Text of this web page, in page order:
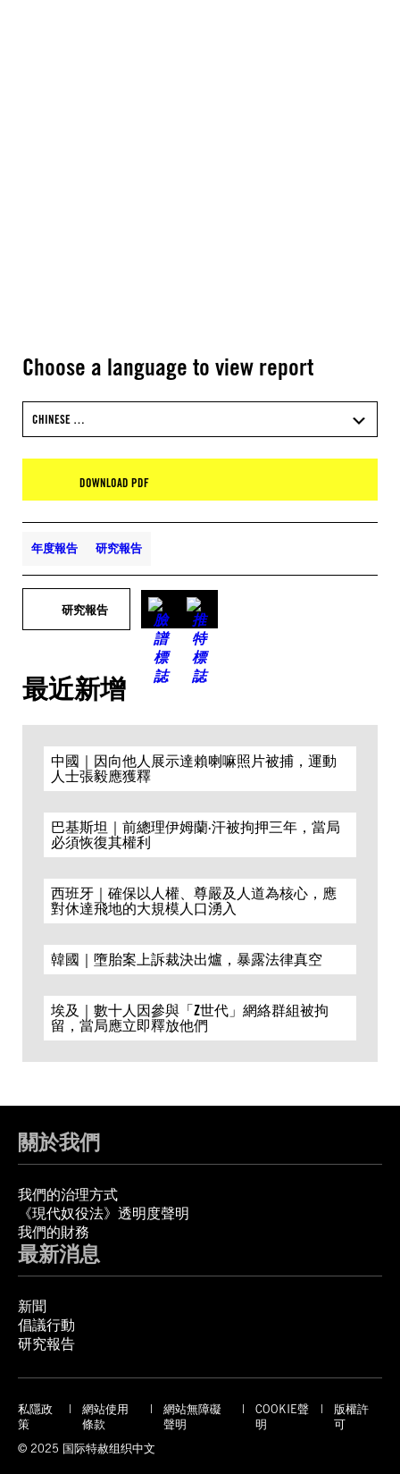
Choose a language to view report
CHINESE …
DOWNLOAD PDF
年度報告 研究報告
研究報告
最近新增
中國｜因向他人展示達賴喇嘛照片被捕，運動
人士張毅應獲釋
巴基斯坦｜前總理伊姆蘭·汗被拘押三年，當局
必須恢復其權利
西班牙｜確保以人權、尊嚴及人道為核心，應
對休達飛地的大規模人口湧入
韓國｜墮胎案上訴裁決出爐，暴露法律真空
埃及｜數十人因參與「Z世代」網絡群組被拘
留，當局應立即釋放他們
關於我們
我們的治理方式
《現代奴役法》透明度聲明
我們的財務
最新消息
新聞
倡議行動
研究報告
私隱政
策
網站使用
條款
網站無障礙
聲明
COOKIE聲
明
版權許
可
© 2025 国际特赦组织中文